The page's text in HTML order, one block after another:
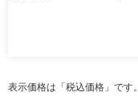
表示価格は「税込価格」です。